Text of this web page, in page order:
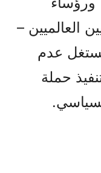
العالميين –
عدم
حملة